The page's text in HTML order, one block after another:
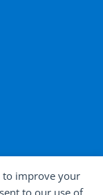
to improve your
to our use of